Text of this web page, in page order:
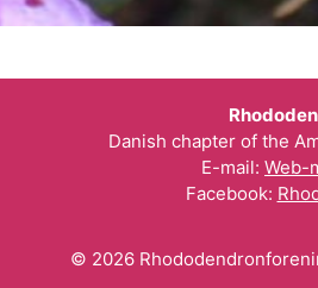
Danish chapter of the
E-mail: Web-
Facebook:
© 2026